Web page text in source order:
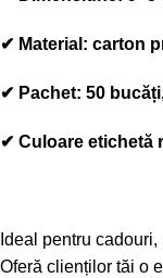
✔ Material: carton
✔ Pachet: 50
✔ Culoare etichetă
Ideal pentru cadouri,
Oferă clienților tăi o